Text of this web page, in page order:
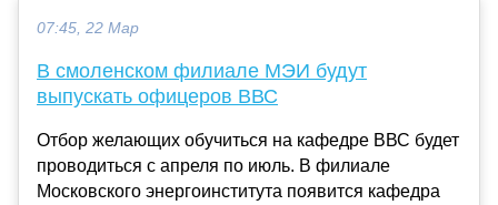
07:45, 22 Мар
В смоленском филиале МЭИ будут
выпускать офицеров ВВС
Отбор желающих обучиться на кафедре ВВС будет
проводиться с апреля по июль. В филиале
Московского энергоинститута появится кафедра